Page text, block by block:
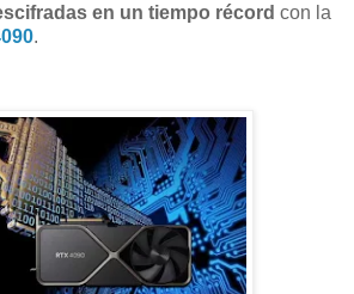
en un tiempo récord con la
.